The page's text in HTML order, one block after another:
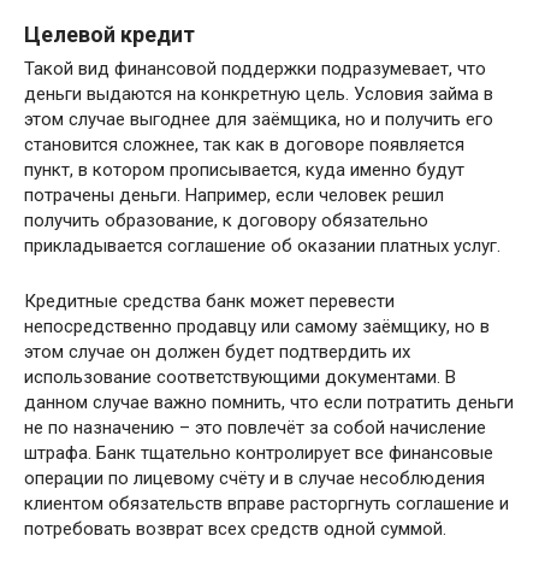
Целевой кредит
Такой вид финансовой поддержки подразумевает, что
деньги выдаются на конкретную цель. Условия займа в
этом случае выгоднее для заёмщика, но и получить его
становится сложнее, так как в договоре появляется
пункт, в котором прописывается, куда именно будут
потрачены деньги. Например, если человек решил
получить образование, к договору обязательно
прикладывается соглашение об оказании платных услуг.
Кредитные средства банк может перевести
непосредственно продавцу или самому заёмщику, но в
этом случае он должен будет подтвердить их
использование соответствующими документами. В
данном случае важно помнить, что если потратить деньги
не по назначению – это повлечёт за собой начисление
штрафа. Банк тщательно контролирует все финансовые
операции по лицевому счёту и в случае несоблюдения
клиентом обязательств вправе расторгнуть соглашение и
потребовать возврат всех средств одной суммой.